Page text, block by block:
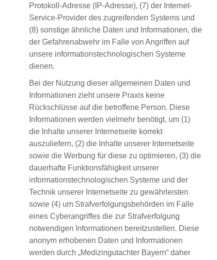
Protokoll-Adresse (IP-Adresse), (7) der Internet-
Service-Provider des zugreifenden Systems und
(8) sonstige ähnliche Daten und Informationen, die
der Gefahrenabwehr im Falle von Angriffen auf
unsere informationstechnologischen Systeme
dienen.
Bei der Nutzung dieser allgemeinen Daten und
Informationen zieht unsere Praxis keine
Rückschlüsse auf die betroffene Person. Diese
Informationen werden vielmehr benötigt, um (1)
die Inhalte unserer Internetseite korrekt
auszuliefern, (2) die Inhalte unserer Internetseite
sowie die Werbung für diese zu optimieren, (3) die
dauerhafte Funktionsfähigkeit unserer
informationstechnologischen Systeme und der
Technik unserer Internetseite zu gewährleisten
sowie (4) um Strafverfolgungsbehörden im Falle
eines Cyberangriffes die zur Strafverfolgung
notwendigen Informationen bereitzustellen. Diese
anonym erhobenen Daten und Informationen
werden durch „Medizingutachter Bayern“ daher